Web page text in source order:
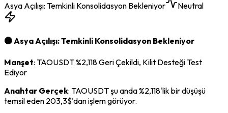
Asya Açılışı: Temkinli Konsolidasyon Bekleniyor
Neutral
🔵 Asya Açılışı: Temkinli Konsolidasyon Bekleniyor
Manşet: TAOUSDT %2,118 Geri Çekildi, Kilit Desteği Test
Ediyor
Anahtar Gerçek: TAOUSDT şu anda %2,118'lik bir düşüşü
temsil eden 203,3$'dan işlem görüyor.